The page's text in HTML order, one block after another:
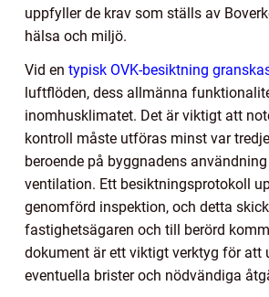
uppfyller de krav som ställs av
hälsa och miljö.
Vid en typisk OVK-besiktning
luftflöden, dess allmänna
inomhusklimatet. Det är viktigt att
kontroll måste utföras minst var
beroende på byggnadens
ventilation. Ett besiktningsprotokoll
genomförd inspektion, och detta
fastighetsägaren och till berörd
dokument är ett viktigt verktyg för att
eventuella brister och nödvändiga